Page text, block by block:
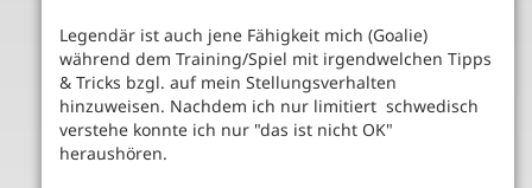
Legendär ist auch jene Fähigkeit mich (Goalie)
während dem Training/Spiel mit irgendwelchen Tipps
& Tricks bzgl. auf mein Stellungsverhalten
hinzuweisen. Nachdem ich nur limitiert schwedisch
verstehe konnte ich nur "das ist nicht OK"
heraushören.